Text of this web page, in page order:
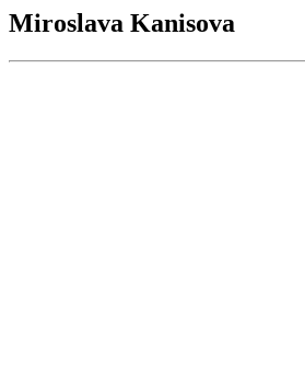
Miroslava Kanisova